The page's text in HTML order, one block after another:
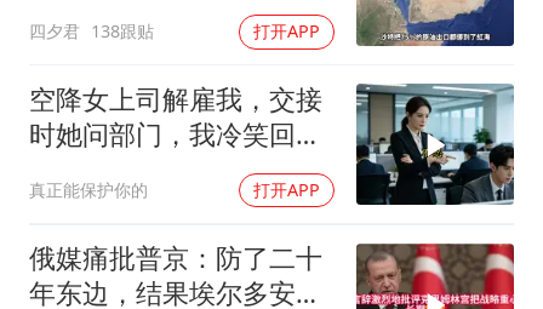
四夕君 138跟贴 打开APP
空降女上司解雇我，交接
时她问部门，我冷笑回
真正能保护你的 打开APP
俄媒痛批普京：防了二十
年东边，结果埃尔多安把